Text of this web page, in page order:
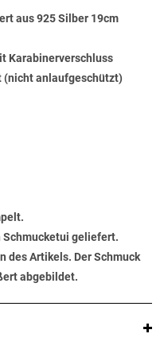
aus 925 Silber 19cm
Karabinerverschluss
(nicht anlaufgeschützt)
Schmucketui geliefert.
des Artikels. Der Schmuck
abgebildet.